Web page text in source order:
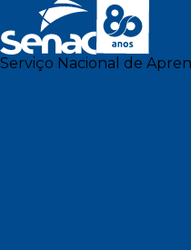
Serviço Nacional de